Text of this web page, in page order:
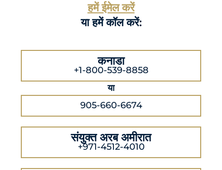
हमें ईमेल करें
या हमें कॉल करें:
कनाडा
+1-800-539-8858
या
905-660-6674
संयुक्त अरब अमीरात
+971-4512-4010